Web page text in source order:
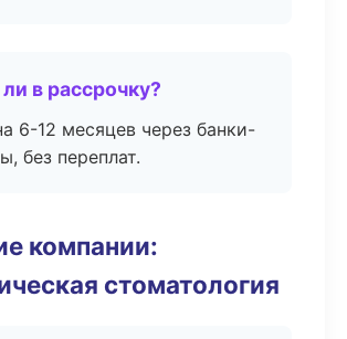
в рассрочку?
6-12 месяцев через банки-
без переплат.
компании:
стоматология